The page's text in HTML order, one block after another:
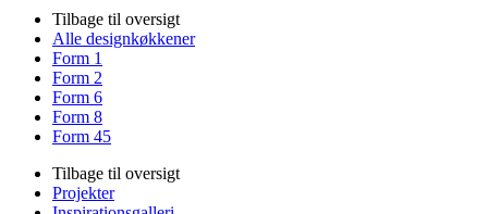
Tilbage til oversigt
Alle designkøkkener
Form 1
Form 2
Form 6
Form 8
Form 45
Tilbage til oversigt
Projekter